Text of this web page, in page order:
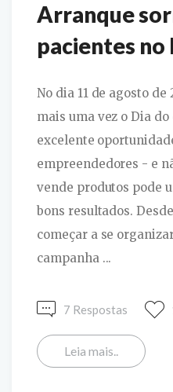
Arranque
pacientes no
No dia 11 de agosto de
mais uma vez o Dia
excelente
empreendedores - e
vende produtos pode
bons resultados.
começar a se
campanha ...
7 Respostas
Leia mais..